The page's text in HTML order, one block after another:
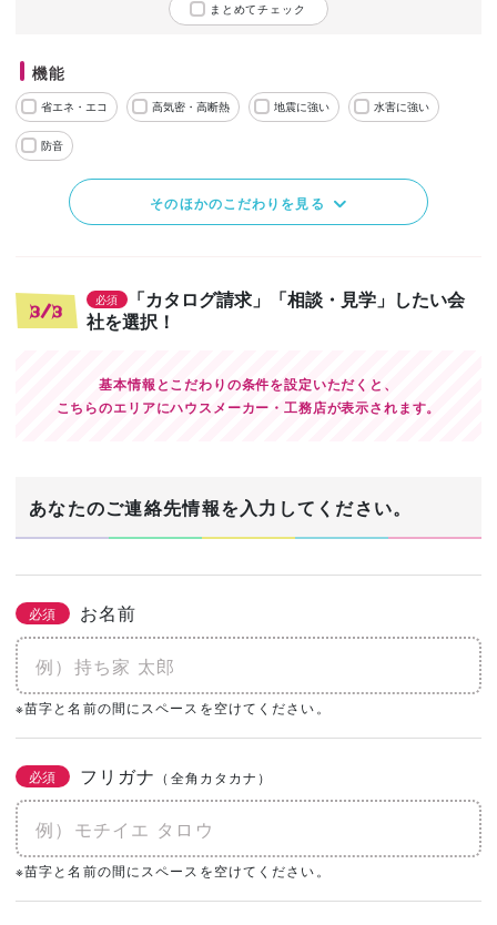
まとめてチェック
機能
省エネ・エコ 高気密・高断熱 地震に強い 水害に強い
防音
そのほかのこだわりを見る
3/3
必須
「カタログ請求」「相談・見学」したい会
社を選択！
基本情報とこだわりの条件を設定いただくと、
こちらのエリアにハウスメーカー・工務店が表示されます。
あなたのご連絡先情報を入力してください。
必須 お名前
※苗字と名前の間にスペースを空けてください。
必須 フリガナ （全角カタカナ）
※苗字と名前の間にスペースを空けてください。